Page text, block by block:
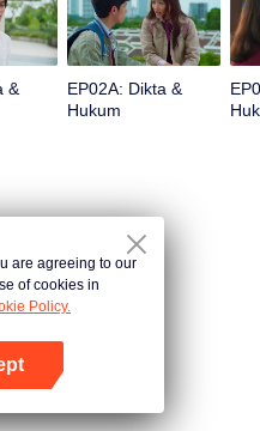
dengan teman sekampus, Alea.
ayah Dikta mengungkapkan
bisa berjodoh sebagai suami-
Dikta sudah tahu duluan
Dari situ, Dikta kian dekat
Dikta sendiri menarik-
satu kesempatan, ia bisa begitu
meminta Nadhira jangan
kali menghilang di hari-hari
lain: ia mengidap penyakit
cuci darah di hari-hari tertentu.
hubungannya dengan
Akankah cinta Dikta dan Nadhira
&
EP02A: Dikta &
Hukum
are agreeing to our
of cookies in
Policy.